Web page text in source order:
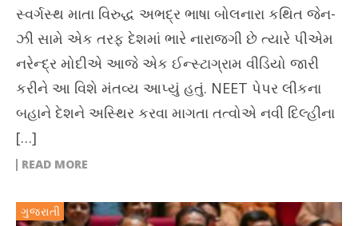
સ્વર્ગસ્થ માતા વિરુદ્ધ અભદ્ર ભાષા બોલનારા કથિત જેન-
ઝી સામે એક તરફ દેશમાં ભારે નારાજગી છે ત્યારે પીએમ
નરેન્દ્ર મોદીએ આજે એક ઈન્સ્ટાગ્રામ વીડિયો જારી
કરીને આ વિશે મંતવ્ય આપ્યું હતું. NEET પેપર લીકના
બહાને દેશને અસ્થિર કરવા માગતા તત્વોએ નવી દિલ્હીના
[…]
READ MORE
ગુજરાતી